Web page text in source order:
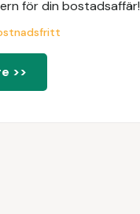
för din bostadsaffär!
>>